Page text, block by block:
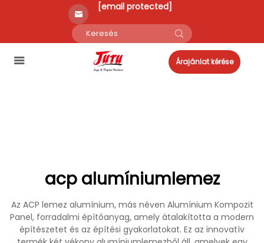
[email protected]
Árajánlat kérése
acp alumíniumlemez
Az ACP lemez alumínium, más néven Alumínium Kompozit
Panel, forradalmi építőanyag, amely átalakította a modern
építészetet és az építési gyakorlatokat. Ez az innovatív